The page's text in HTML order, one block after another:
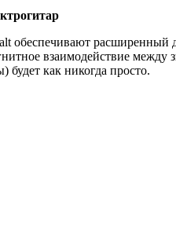
обеспечивают расширенный
взаимодействие
будет как никогда просто.